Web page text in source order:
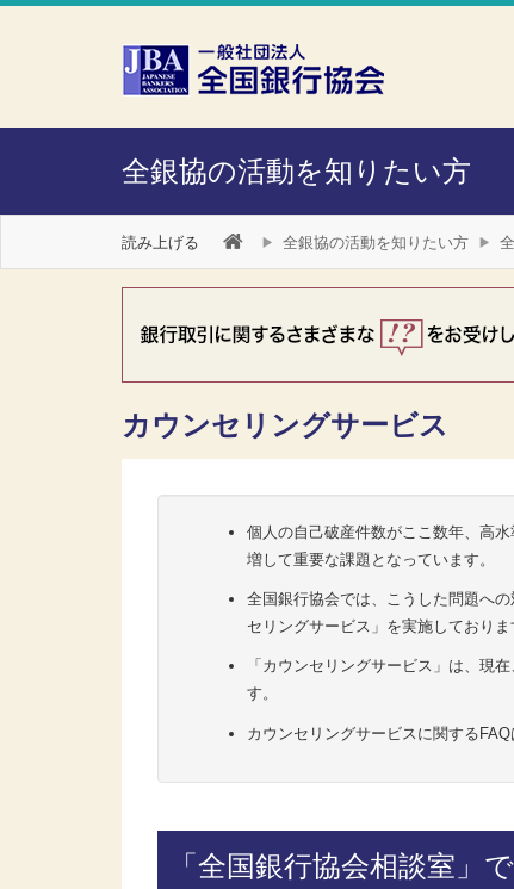
本文へスキップ
障がい者向け相談窓口
全銀協の活動を知りたい方
読み上げる 全銀協の活動を知りたい方
カウンセリングサービス
個人の自己破産件数がここ数年、高
増して重要な課題となっています。
全国銀行協会では、こうした問題へ
セリングサービス」を実施しておりま
「カウンセリングサービス」は、現
す。
カウンセリングサービスに関するFAQ
「全国銀行協会相談室」